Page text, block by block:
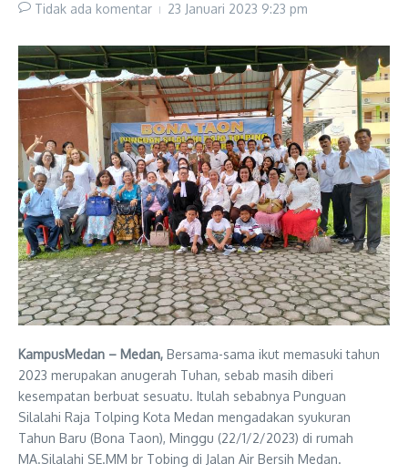
Tidak ada komentar 23 Januari 2023 9:23 pm
KampusMedan – Medan, Bersama-sama ikut memasuki tahun
2023 merupakan anugerah Tuhan, sebab masih diberi
kesempatan berbuat sesuatu. Itulah sebabnya Punguan
Silalahi Raja Tolping Kota Medan mengadakan syukuran
Tahun Baru (Bona Taon), Minggu (22/1/2/2023) di rumah
MA.Silalahi SE.MM br Tobing di Jalan Air Bersih Medan.